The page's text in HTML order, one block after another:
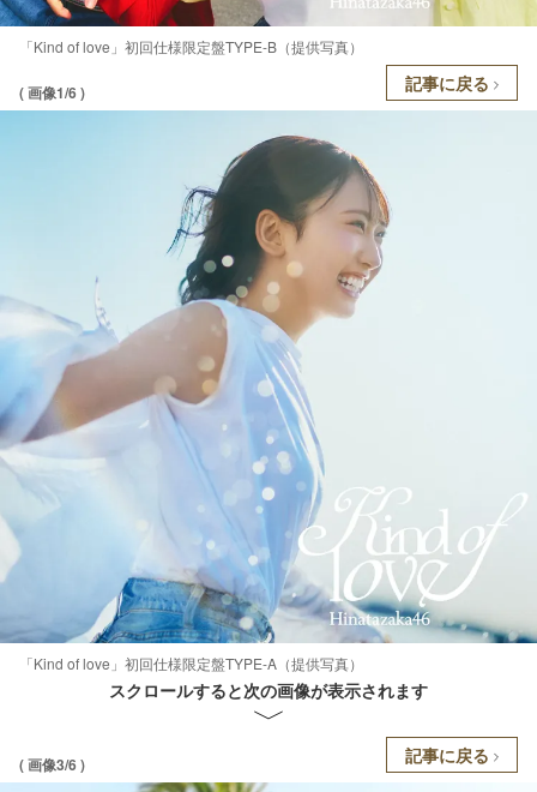
「Kind of love」初回仕様限定盤TYPE-B（提供写真）
( 画像1/6 ) 記事に戻る
「Kind of love」初回仕様限定盤TYPE-A（提供写真）
スクロールすると次の画像が表示されます
( 画像3/6 ) 記事に戻る